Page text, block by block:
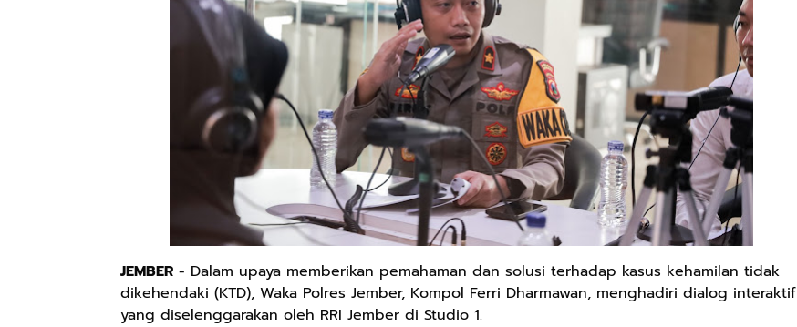
JEMBER - Dalam upaya memberikan pemahaman dan solusi terhadap kasus kehamilan tidak
dikehendaki (KTD), Waka Polres Jember, Kompol Ferri Dharmawan, menghadiri dialog interaktif
yang diselenggarakan oleh RRI Jember di Studio 1.